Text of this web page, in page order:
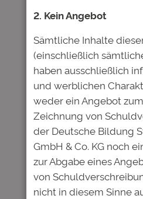
←
Vorheriger:
Deutsche Bildung
auch 2025 in der
Spitzengruppe
des CHE-
Studienkredittests
2. Kein Angebot
Sämtliche Inhalte
(einschließlich
haben ausschließlich
und werblichen
weder ein Angebot
Zeichnung von
der Deutsche Bildung
GmbH & Co. KG noch
zur Abgabe eines
von
nicht in diesem Sinne